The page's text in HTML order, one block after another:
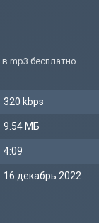
в mp3 бесплатно
320 kbps
9.54 МБ
4:09
16 декабрь 2022